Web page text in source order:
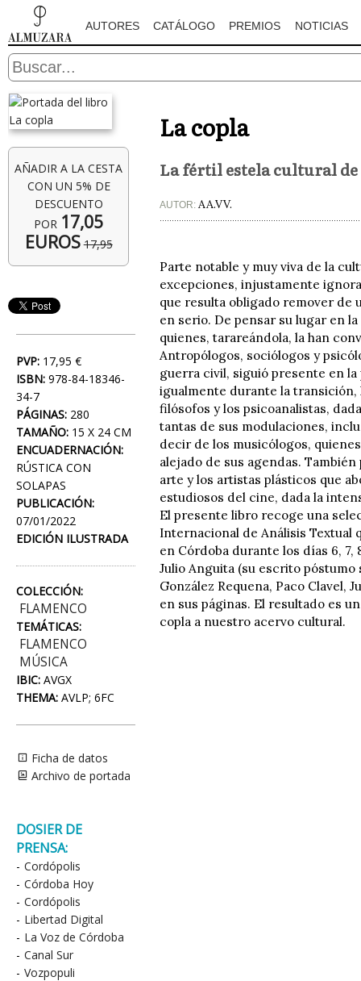
AUTORES CATÁLOGO PREMIOS NOTICIAS
AÑADIR A LA CESTA
CON UN 5% DE
DESCUENTO
POR 17,05
EUROS 17,95
PVP: 17,95 €
ISBN: 978-84-18346-
34-7
PÁGINAS: 280
TAMAÑO: 15 X 24 CM
ENCUADERNACIÓN:
RÚSTICA CON
SOLAPAS
PUBLICACIÓN:
07/01/2022
EDICIÓN ILUSTRADA
COLECCIÓN:
FLAMENCO
TEMÁTICAS:
FLAMENCO
MÚSICA
IBIC: AVGX
THEMA: AVLP; 6FC
Ficha de datos
Archivo de portada
DOSIER DE
PRENSA:
- Cordópolis
- Córdoba Hoy
- Cordópolis
- Libertad Digital
- La Voz de Córdoba
- Canal Sur
- Vozpopuli
La copla
La fértil estela cultural
AUTOR: AA.VV.
Parte notable y muy viva de la
excepciones, injustamente
que resulta obligado remover de
en serio. De pensar su lugar en
quienes, tarareándola, la han
Antropólogos, sociólogos y
guerra civil, siguió presente en
igualmente durante la
filósofos y los psicoanalistas,
tantas de sus modulaciones,
decir de los musicólogos,
alejado de sus agendas.
arte y los artistas plásticos que
estudiosos del cine, dada la
El presente libro recoge una
Internacional de Análisis Textual
en Córdoba durante los días 6,
Julio Anguita (su escrito póstumo
González Requena, Paco
en sus páginas. El resultado es
copla a nuestro acervo cultural.